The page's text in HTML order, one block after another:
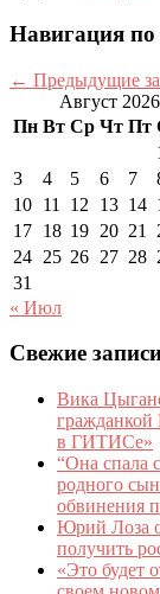
Навигация по
← Предыдущие
Август 2026
Пн Вт Ср Чт Пт
3
4 5 6 7
10 11 12 13 14
17 18 19 20 21
24 25 26 27 28
31
« Июл
Свежие
Вика
гражданкой
в ГИТИСе»
“Она спала
родного
обвинения
Юрий Лоза
получить
«Это будет